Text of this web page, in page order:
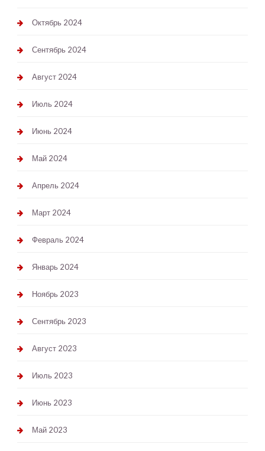
Октябрь 2024
Сентябрь 2024
Август 2024
Июль 2024
Июнь 2024
Май 2024
Апрель 2024
Март 2024
Февраль 2024
Январь 2024
Ноябрь 2023
Сентябрь 2023
Август 2023
Июль 2023
Июнь 2023
Май 2023